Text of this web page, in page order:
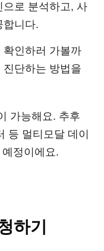
로 분석하고, 사
합니다.
확인하러 가볼까
단하는 방법을
가능해요. 추후
등 멀티모달 데이
정이에요.
하기